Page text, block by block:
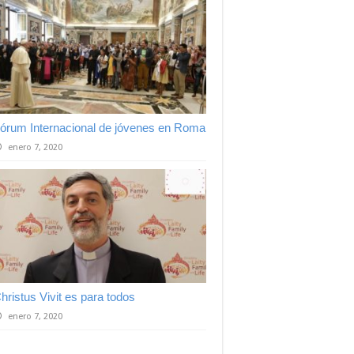
Internacional de jóvenes en Roma
enero 7, 2020
Vivit es para todos
enero 7, 2020